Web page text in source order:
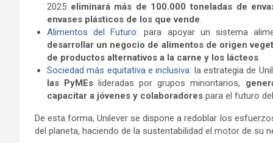
2025 eliminará más de 100.000 toneladas de
envases plásticos de los que vende.
Alimentos del Futuro: para apoyar un sistema
desarrollar un negocio de alimentos de origen
de productos alternativos a la carne y los lácteos.
Sociedad más equitativa e inclusiva: la estrategia de
las PyMEslideradas por grupos minoritarios,
capacitar a jóvenes y colaboradores para el futuro
De esta forma, Unilever se dispone a redoblar los
del planeta, haciendo de la sustentabilidad el motor de su